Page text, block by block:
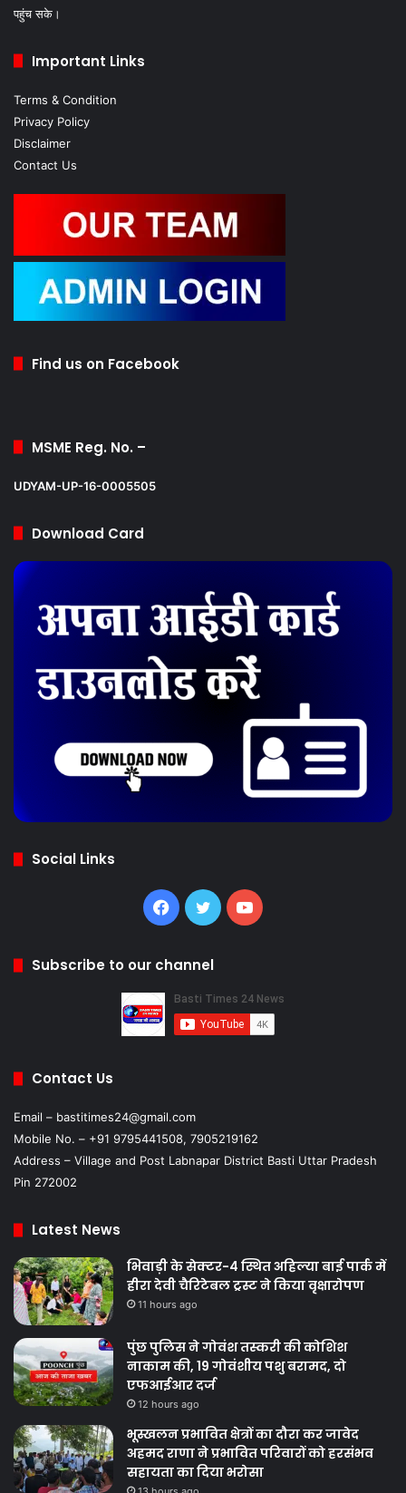
पहुंच सके।
Important Links
Terms & Condition
Privacy Policy
Disclaimer
Contact Us
Find us on Facebook
MSME Reg. No. –
UDYAM-UP-16-0005505
Download Card
Social Links
Facebook
TwitterYouTube
Subscribe to our channel
Contact Us
Email – bastitimes24@gmail.com
Mobile No. – +91 9795441508, 7905219162
Address – Village and Post Labnapar District Basti Uttar Pradesh
Pin 272002
Latest News
भिवाड़ी के सेक्टर-4 स्थित अहिल्या बाई पार्क में
हीरा देवी चैरिटेबल ट्रस्ट ने किया वृक्षारोपण
11 hours ago
पुंछ पुलिस ने गोवंश तस्करी की कोशिश
नाकाम की, 19 गोवंशीय पशु बरामद, दो
एफआईआर दर्ज
12 hours ago
भूस्खलन प्रभावित क्षेत्रों का दौरा कर जावेद
अहमद राणा ने प्रभावित परिवारों को हरसंभव
सहायता का दिया भरोसा